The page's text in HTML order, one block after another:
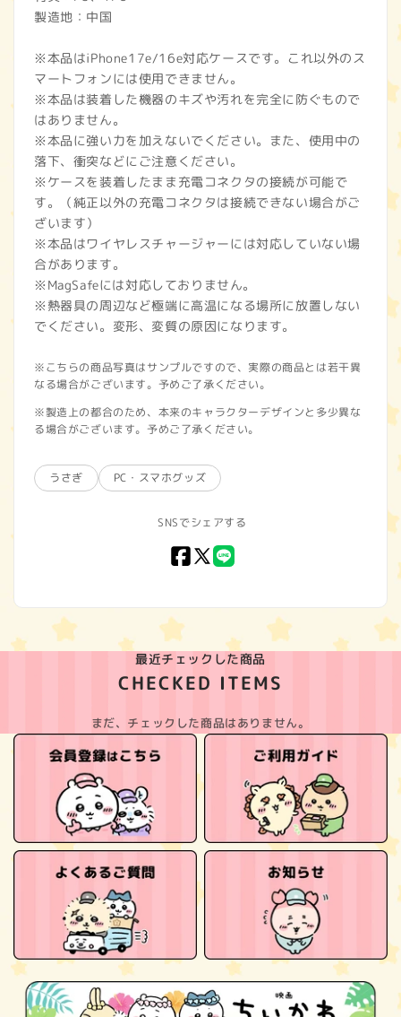
製造地：中国
※本品はiPhone17e/16e対応ケースです。これ以外のス
マートフォンには使用できません。
※本品は装着した機器のキズや汚れを完全に防ぐもので
はありません。
※本品に強い力を加えないでください。また、使用中の
落下、衝突などにご注意ください。
※ケースを装着したまま充電コネクタの接続が可能で
す。（純正以外の充電コネクタは接続できない場合がご
ざいます）
※本品はワイヤレスチャージャーには対応していない場
合があります。
※MagSafeには対応しておりません。
※熱器具の周辺など極端に高温になる場所に放置しない
でください。変形、変質の原因になります。
※こちらの商品写真はサンプルですので、実際の商品とは若干異
なる場合がございます。予めご了承ください。
※製造上の都合のため、本来のキャラクターデザインと多少異な
る場合がございます。予めご了承ください。
うさぎ PC・スマホグッズ
SNSでシェアする
Facebook
X
最近チェックした商品
CHECKED ITEMS
まだ、チェックした商品はありません。